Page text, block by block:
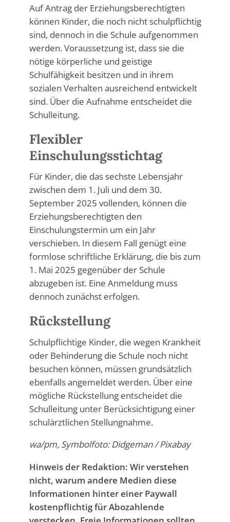
Auf Antrag der Erziehungsberechtigten
können Kinder, die noch nicht schulpflichtig
sind, dennoch in die Schule aufgenommen
werden. Voraussetzung ist, dass sie die
nötige körperliche und geistige
Schulfähigkeit besitzen und in ihrem
sozialen Verhalten ausreichend entwickelt
sind. Über die Aufnahme entscheidet die
Schulleitung.
Flexibler
Einschulungsstichtag
Für Kinder, die das sechste Lebensjahr
zwischen dem 1. Juli und dem 30.
September 2025 vollenden, können die
Erziehungsberechtigten den
Einschulungstermin um ein Jahr
verschieben. In diesem Fall genügt eine
formlose schriftliche Erklärung, die bis zum
1. Mai 2025 gegenüber der Schule
abzugeben ist. Eine Anmeldung muss
dennoch zunächst erfolgen.
Rückstellung
Schulpflichtige Kinder, die wegen Krankheit
oder Behinderung die Schule noch nicht
besuchen können, müssen grundsätzlich
ebenfalls angemeldet werden. Über eine
mögliche Rückstellung entscheidet die
Schulleitung unter Berücksichtigung einer
schulärztlichen Stellungnahme.
wa/pm, Symbolfoto: Didgeman / Pixabay
Hinweis der Redaktion: Wir verstehen
nicht, warum andere Medien diese
Informationen hinter einer Paywall
kostenpflichtig für Abozahlende